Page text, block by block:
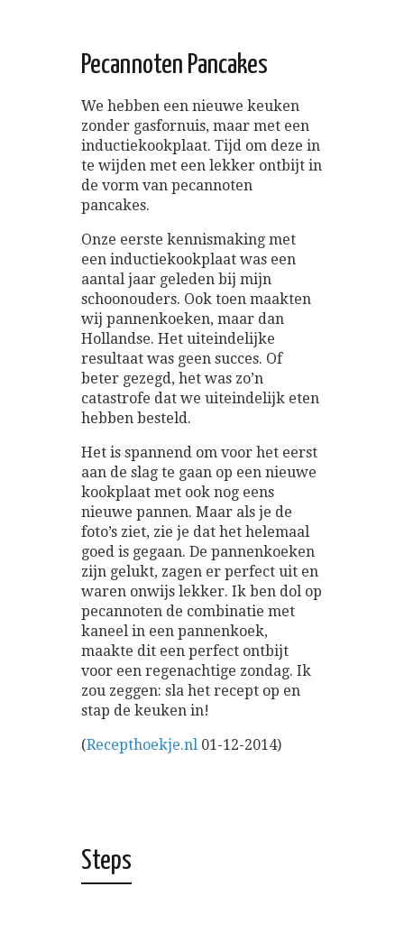
Pecannoten Pancakes
We hebben een nieuwe keuken
zonder gasfornuis, maar met een
inductiekookplaat. Tijd om deze in
te wijden met een lekker ontbijt in
de vorm van pecannoten
pancakes.
Onze eerste kennismaking met
een inductiekookplaat was een
aantal jaar geleden bij mijn
schoonouders. Ook toen maakten
wij pannenkoeken, maar dan
Hollandse. Het uiteindelijke
resultaat was geen succes. Of
beter gezegd, het was zo’n
catastrofe dat we uiteindelijk eten
hebben besteld.
Het is spannend om voor het eerst
aan de slag te gaan op een nieuwe
kookplaat met ook nog eens
nieuwe pannen. Maar als je de
foto’s ziet, zie je dat het helemaal
goed is gegaan. De pannenkoeken
zijn gelukt, zagen er perfect uit en
waren onwijs lekker. Ik ben dol op
pecannoten de combinatie met
kaneel in een pannenkoek,
maakte dit een perfect ontbijt
voor een regenachtige zondag. Ik
zou zeggen: sla het recept op en
stap de keuken in!
(Recepthoekje.nl 01-12-2014)
Steps